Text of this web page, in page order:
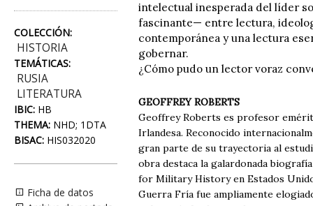
COLECCIÓN:
HISTORIA
TEMÁTICAS:
RUSIA
LITERATURA
IBIC: HB
THEMA: NHD; 1DTA
BISAC: HIS032020
Ficha de datos
intelectual inesperada del líder
fascinante— entre lectura,
contemporánea y una lectura
gobernar.
¿Cómo pudo un lector voraz
GEOFFREY ROBERTS
Geoffrey Roberts es profesor
Irlandesa. Reconocido
gran parte de su trayectoria al
obra destaca la galardonada
for Military History en Estados
Guerra Fría fue ampliamente